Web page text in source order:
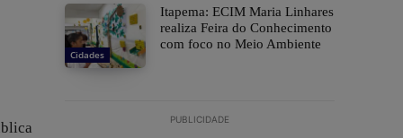
Cidades
Itapema: ECIM Maria Linhares
realiza Feira do Conhecimento
com foco no Meio Ambiente
PUBLICIDADE